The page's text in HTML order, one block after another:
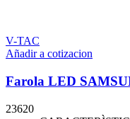
V-TAC
Añadir a cotizacion
Farola LED
23620